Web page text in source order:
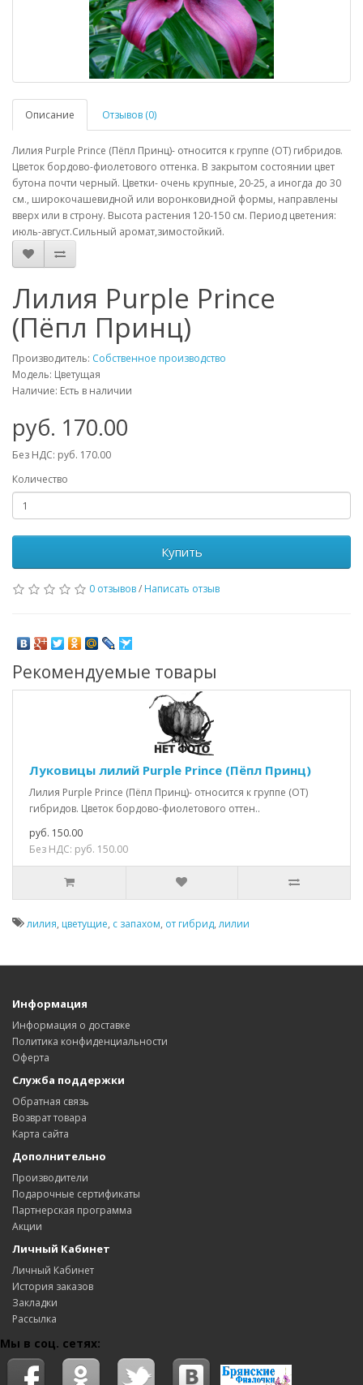
Описание Отзывов (0)
Лилия Purple Prince (Пёпл Принц)- относится к группе (ОТ) гибридов.
Цветок бордово-фиолетового оттенка. В закрытом состоянии цвет
бутона почти черный. Цветки- очень крупные, 20-25, а иногда до 30
см., широкочашевидной или воронковидной формы, направлены
вверх или в строну. Высота растения 120-150 см. Период цветения:
июль-август.Сильный аромат,зимостойкий.
Лилия Purple Prince
(Пёпл Принц)
Производитель: Собственное производство
Модель: Цветущая
Наличие: Есть в наличии
руб. 170.00
Без НДС: руб. 170.00
Количество
Купить
0 отзывов/ Написать отзыв
Рекомендуемые товары
Луковицы лилий Purple Prince (Пёпл Принц)
Лилия Purple Prince (Пёпл Принц)- относится к группе (ОТ)
гибридов. Цветок бордово-фиолетового оттен..
руб. 150.00
Без НДС: руб. 150.00
лилия, цветущие, с запахом, от гибрид, лилии
Информация
Информация о доставке
Политика конфиденциальности
Оферта
Служба поддержки
Обратная связь
Возврат товара
Карта сайта
Дополнительно
Производители
Подарочные сертификаты
Партнерская программа
Акции
Личный Кабинет
Личный Кабинет
История заказов
Закладки
Рассылка
Мы в соц. сетях: